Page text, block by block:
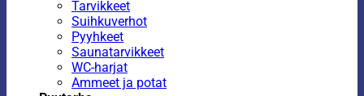
Tarvikkeet
Suihkuverhot
Pyyhkeet
Saunatarvikkeet
WC-harjat
Ammeet ja potat